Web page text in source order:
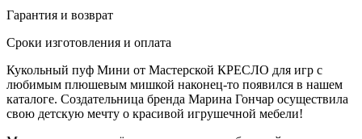
Гарантия и возврат
Сроки изготовления и оплата
Кукольный пуф Мини от Мастерской КРЕСЛО для игр с
любимым плюшевым мишкой наконец-то появился в нашем
каталоге. Создательница бренда Марина Гончар осуществила
свою детскую мечту о красивой игрушечной мебели!